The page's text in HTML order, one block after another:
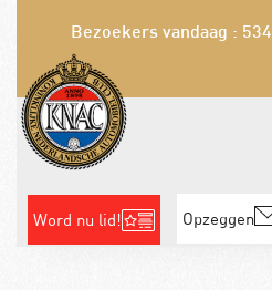
Bezoekers vandaag : 534
Word nu lid! Opzeggen